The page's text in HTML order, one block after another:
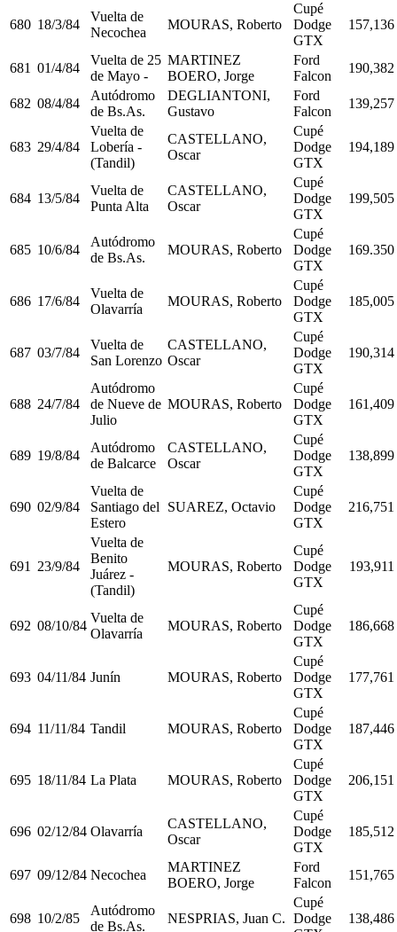
680 18/3/84
Vuelta de
Necochea
MOURAS, Roberto
Cupé
Dodge
GTX
157,136
681 01/4/84
Vuelta de 25
de Mayo -
MARTINEZ
BOERO, Jorge
Ford
Falcon
190,382
682 08/4/84
Autódromo
de Bs.As.
DEGLIANTONI,
Gustavo
Ford
Falcon
139,257
683 29/4/84
Vuelta de
Lobería -
(Tandil)
CASTELLANO,
Oscar
Cupé
Dodge
GTX
194,189
684 13/5/84
Vuelta de
Punta Alta
CASTELLANO,
Oscar
Cupé
Dodge
GTX
199,505
685 10/6/84
Autódromo
de Bs.As.
MOURAS, Roberto
Cupé
Dodge
GTX
169.350
686 17/6/84
Vuelta de
Olavarría
MOURAS, Roberto
Cupé
Dodge
GTX
185,005
687 03/7/84
Vuelta de
San Lorenzo
CASTELLANO,
Oscar
Cupé
Dodge
GTX
190,314
688 24/7/84
Autódromo
de Nueve de
Julio
MOURAS, Roberto
Cupé
Dodge
GTX
161,409
689 19/8/84
Autódromo
de Balcarce
CASTELLANO,
Oscar
Cupé
Dodge
GTX
138,899
690 02/9/84
Vuelta de
Santiago del
Estero
SUAREZ, Octavio
Cupé
Dodge
GTX
216,751
691 23/9/84
Vuelta de
Benito
Juárez -
(Tandil)
MOURAS, Roberto
Cupé
Dodge
GTX
193,911
692 08/10/84
Vuelta de
Olavarría
MOURAS, Roberto
Cupé
Dodge
GTX
186,668
693 04/11/84 Junín MOURAS, Roberto
Cupé
Dodge
GTX
177,761
694 11/11/84 Tandil MOURAS, Roberto
Cupé
Dodge
GTX
187,446
695 18/11/84 La Plata MOURAS, Roberto
Cupé
Dodge
GTX
206,151
696 02/12/84 Olavarría
CASTELLANO,
Oscar
Cupé
Dodge
GTX
185,512
697 09/12/84 Necochea
MARTINEZ
BOERO, Jorge
Ford
Falcon
151,765
698 10/2/85
Autódromo
de Bs.As.
NESPRIAS, Juan C.
Cupé
Dodge
138,486